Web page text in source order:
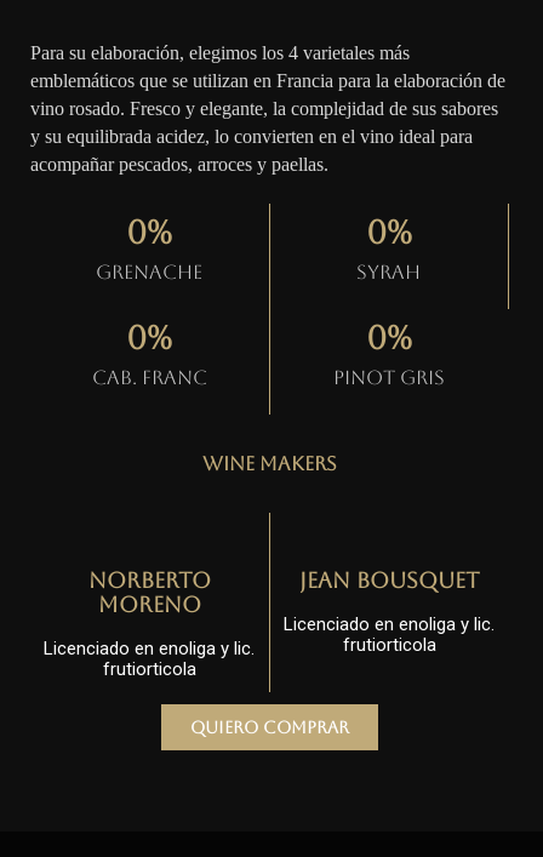
Para su elaboración, elegimos los 4 varietales más
emblemáticos que se utilizan en Francia para la elaboración de
vino rosado. Fresco y elegante, la complejidad de sus sabores
y su equilibrada acidez, lo convierten en el vino ideal para
acompañar pescados, arroces y paellas.
Grenache
0%
Syrah
0%
Cab. Franc
0%
Pinot gris
0%
Wine Makers
Norberto
Moreno
Licenciado en enoliga y lic.
frutiorticola
Jean Bousquet
Licenciado en enoliga y lic.
frutiorticola
Quiero comprar